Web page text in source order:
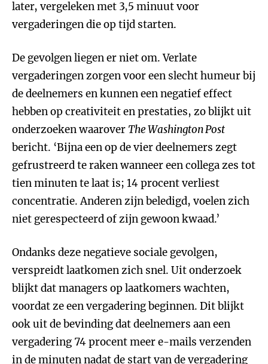
later, vergeleken met 3,5 minuut voor
vergaderingen die op tijd starten.
De gevolgen liegen er niet om. Verlate
vergaderingen zorgen voor een slecht humeur bij
de deelnemers en kunnen een negatief effect
hebben op creativiteit en prestaties, zo blijkt uit
onderzoeken waarover The Washington Post
bericht. ‘Bijna een op de vier deelnemers zegt
gefrustreerd te raken wanneer een collega zes tot
tien minuten te laat is; 14 procent verliest
concentratie. Anderen zijn beledigd, voelen zich
niet gerespecteerd of zijn gewoon kwaad.’
Ondanks deze negatieve sociale gevolgen,
verspreidt laatkomen zich snel. Uit onderzoek
blijkt dat managers op laatkomers wachten,
voordat ze een vergadering beginnen. Dit blijkt
ook uit de bevinding dat deelnemers aan een
vergadering 74 procent meer e-mails verzenden
in de minuten nadat de start van de vergadering